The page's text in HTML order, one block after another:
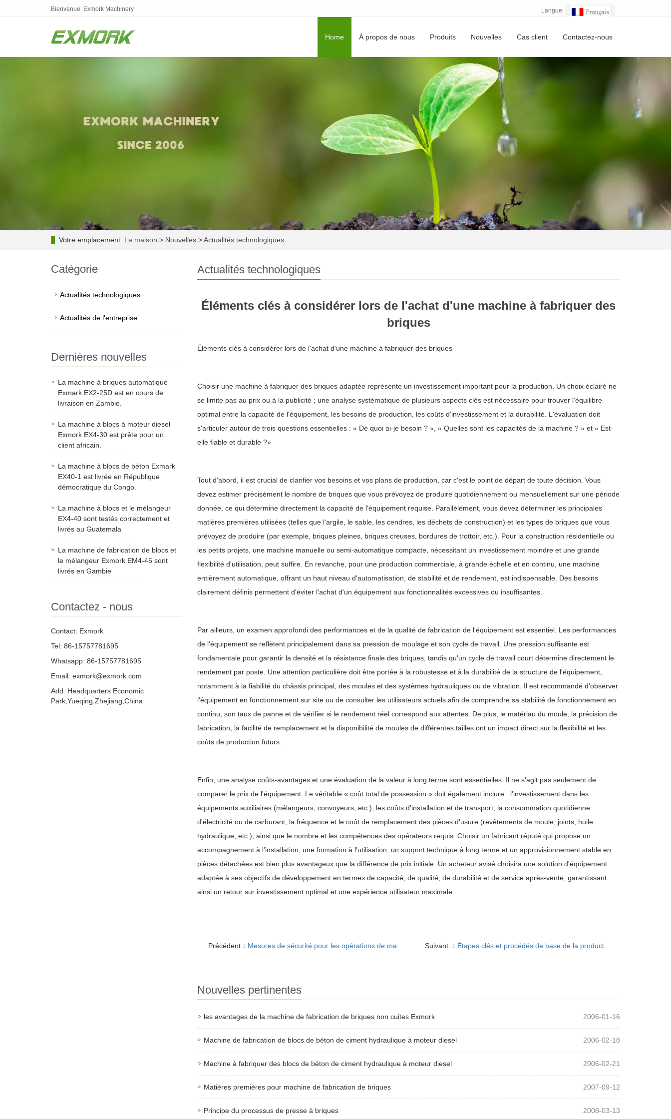
Bienvenue: Exmork Machinery Langue:
Home À propos de nous Produits Nouvelles Cas client Contactez-nous
Votre emplacement: La maison > Nouvelles >Actualités technologiques
Actualités technologiques
Éléments clés à considérer lors de l'achat d'une machine à fabriquer des
briques
Éléments clés à considérer lors de l'achat d'une machine à fabriquer des briques
Choisir une machine à fabriquer des briques adaptée représente un investissement important pour la production. Un choix éclairé ne
se limite pas au prix ou à la publicité ; une analyse systématique de plusieurs aspects clés est nécessaire pour trouver l'équilibre
optimal entre la capacité de l'équipement, les besoins de production, les coûts d'investissement et la durabilité. L'évaluation doit
s'articuler autour de trois questions essentielles : « De quoi ai-je besoin ? », « Quelles sont les capacités de la machine ? » et « Est-
elle fiable et durable ?»
Tout d'abord, il est crucial de clarifier vos besoins et vos plans de production, car c'est le point de départ de toute décision. Vous
devez estimer précisément le nombre de briques que vous prévoyez de produire quotidiennement ou mensuellement sur une période
donnée, ce qui détermine directement la capacité de l'équipement requise. Parallèlement, vous devez déterminer les principales
matières premières utilisées (telles que l'argile, le sable, les cendres, les déchets de construction) et les types de briques que vous
prévoyez de produire (par exemple, briques pleines, briques creuses, bordures de trottoir, etc.). Pour la construction résidentielle ou
les petits projets, une machine manuelle ou semi-automatique compacte, nécessitant un investissement moindre et une grande
flexibilité d'utilisation, peut suffire. En revanche, pour une production commerciale, à grande échelle et en continu, une machine
entièrement automatique, offrant un haut niveau d'automatisation, de stabilité et de rendement, est indispensable. Des besoins
clairement définis permettent d'éviter l'achat d'un équipement aux fonctionnalités excessives ou insuffisantes.
Par ailleurs, un examen approfondi des performances et de la qualité de fabrication de l'équipement est essentiel. Les performances
de l'équipement se reflètent principalement dans sa pression de moulage et son cycle de travail. Une pression suffisante est
fondamentale pour garantir la densité et la résistance finale des briques, tandis qu'un cycle de travail court détermine directement le
rendement par poste. Une attention particulière doit être portée à la robustesse et à la durabilité de la structure de l'équipement,
notamment à la fiabilité du châssis principal, des moules et des systèmes hydrauliques ou de vibration. Il est recommandé d'observer
l'équipement en fonctionnement sur site ou de consulter les utilisateurs actuels afin de comprendre sa stabilité de fonctionnement en
continu, son taux de panne et de vérifier si le rendement réel correspond aux attentes. De plus, le matériau du moule, la précision de
fabrication, la facilité de remplacement et la disponibilité de moules de différentes tailles ont un impact direct sur la flexibilité et les
coûts de production futurs.
Enfin, une analyse coûts-avantages et une évaluation de la valeur à long terme sont essentielles. Il ne s'agit pas seulement de
comparer le prix de l'équipement. Le véritable « coût total de possession » doit également inclure : l'investissement dans les
équipements auxiliaires (mélangeurs, convoyeurs, etc.), les coûts d'installation et de transport, la consommation quotidienne
d'électricité ou de carburant, la fréquence et le coût de remplacement des pièces d'usure (revêtements de moule, joints, huile
hydraulique, etc.), ainsi que le nombre et les compétences des opérateurs requis. Choisir un fabricant réputé qui propose un
accompagnement à l'installation, une formation à l'utilisation, un support technique à long terme et un approvisionnement stable en
pièces détachées est bien plus avantageux que la différence de prix initiale. Un acheteur avisé choisira une solution d'équipement
adaptée à ses objectifs de développement en termes de capacité, de qualité, de durabilité et de service après-vente, garantissant
ainsi un retour sur investissement optimal et une expérience utilisateur maximale.
Précédent： Mesures de sécurité pour les opérations de ma Suivant.： Étapes clés et procédés de base de la product
Nouvelles pertinentes
les avantages de la machine de fabrication de briques non cuites Exmork 2006-01-16
Machine de fabrication de blocs de béton de ciment hydraulique à moteur diesel 2006-02-18
Machine à fabriquer des blocs de béton de ciment hydraulique à moteur diesel 2006-02-21
Matières premières pour machine de fabrication de briques 2007-09-12
Principe du processus de presse à briques 2008-03-13
Catégorie
Actualités technologiques
Actualités de l'entreprise
Dernières nouvelles
La machine à briques automatique
Exmark EX2-25D est en cours de
livraison en Zambie.
La machine à blocs à moteur diesel
Exmork EX4-30 est prête pour un
client africain.
La machine à blocs de béton Exmark
EX40-1 est livrée en République
démocratique du Congo.
La machine à blocs et le mélangeur
EX4-40 sont testés correctement et
livrés au Guatemala
La machine de fabrication de blocs et
le mélangeur Exmork EM4-45 sont
livrés en Gambie
Contactez - nous
Contact: Exmork
Tel: 86-15757781695
Whatsapp: 86-15757781695
Email: exmork@exmork.com
Add: Headquarters Economic
Park,Yueqing,Zhejiang,China